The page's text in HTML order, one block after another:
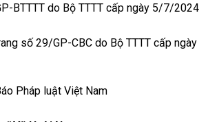
BTTTT do Bộ TTTT cấp ngày 5/7/2024
số 29/GP-CBC do Bộ TTTT cấp ngày
Pháp luật Việt Nam